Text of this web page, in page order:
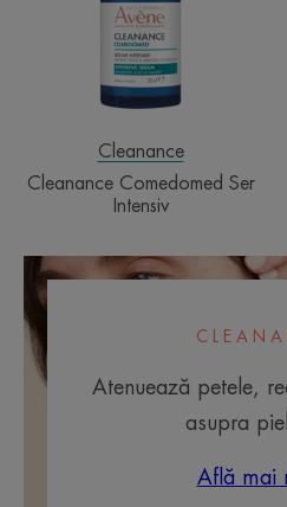
Cleanance
Cleanance Comedomed Ser
Intensiv
Atenuează petele,
asupra
Află mai